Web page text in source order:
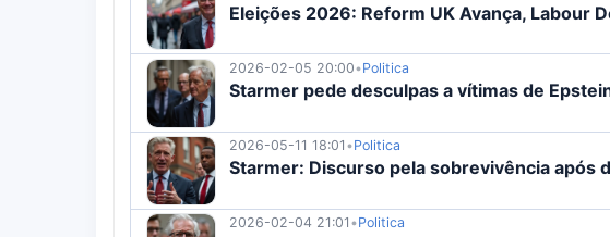
Eleições 2026: Reform UK Avança, Labour
2026-02-05 20:00•Politica
Starmer pede desculpas a vítimas de
2026-05-11 18:01 •Politica
Starmer: Discurso pela sobrevivência após
2026-02-04 21:01 •Politica